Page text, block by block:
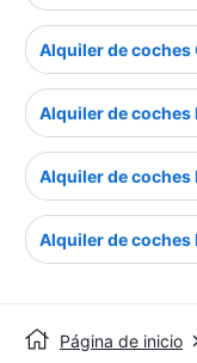
Alquiler de coches
Alquiler de coches
Alquiler de coches
Alquiler de coches
Página de inicio